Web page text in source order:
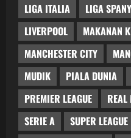
LIGA ITALIA
LIGA
LIVERPOOL
MAKANAN
MANCHESTER CITY
MUDIK
PIALA DUNIA
PREMIER LEAGUE
SERIE A
SUPER LEAGUE